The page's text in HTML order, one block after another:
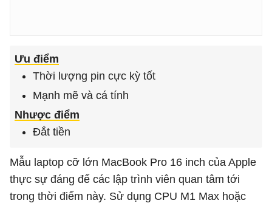
Ưu điểm
Thời lượng pin cực kỳ tốt
Mạnh mẽ và cá tính
Nhược điểm
Đắt tiền
Mẫu laptop cỡ lớn MacBook Pro 16 inch của Apple
thực sự đáng để các lập trình viên quan tâm tới
trong thời điểm này. Sử dụng CPU M1 Max hoặc